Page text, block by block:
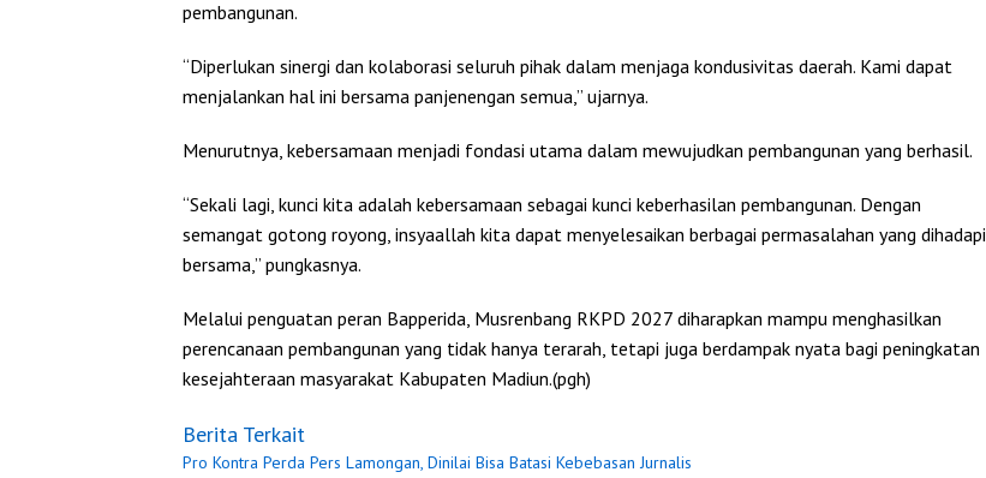
pembangunan.
“Diperlukan sinergi dan kolaborasi seluruh pihak dalam menjaga kondusivitas daerah. Kami dapat
menjalankan hal ini bersama panjenengan semua,” ujarnya.
Menurutnya, kebersamaan menjadi fondasi utama dalam mewujudkan pembangunan yang berhasil.
“Sekali lagi, kunci kita adalah kebersamaan sebagai kunci keberhasilan pembangunan. Dengan
semangat gotong royong, insyaallah kita dapat menyelesaikan berbagai permasalahan yang dihadapi
bersama,” pungkasnya.
Melalui penguatan peran Bapperida, Musrenbang RKPD 2027 diharapkan mampu menghasilkan
perencanaan pembangunan yang tidak hanya terarah, tetapi juga berdampak nyata bagi peningkatan
kesejahteraan masyarakat Kabupaten Madiun.(pgh)
Berita Terkait
Pro Kontra Perda Pers Lamongan, Dinilai Bisa Batasi Kebebasan Jurnalis